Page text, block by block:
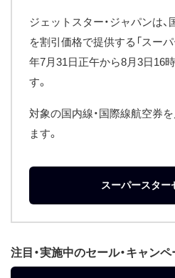
ジェットスター・ジャパンは、
を割引価格で提供する「スー
年7月31日正午から8月3日16
す。
対象の国内線・国際線航空券
ます。
スーパースター
注目・実施中のセール・キャンペ